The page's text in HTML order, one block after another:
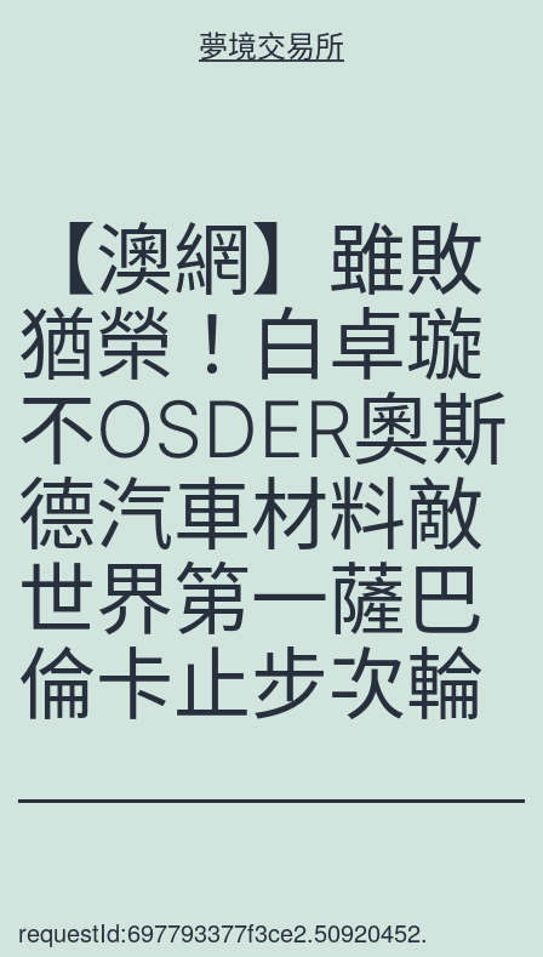
夢境交易所
【澳網】雖敗
猶榮！白卓璇
不OSDER奧斯
德汽車材料敵
世界第一薩巴
倫卡止步次輪
requestId:697793377f3ce2.50920452.